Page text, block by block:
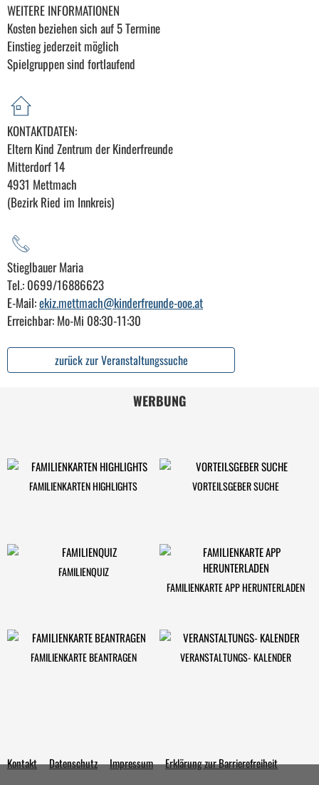
WEITERE INFORMATIONEN
Kosten beziehen sich auf 5 Termine
Einstieg jederzeit möglich
Spielgruppen sind fortlaufend
KONTAKTDATEN:
Eltern Kind Zentrum der Kinderfreunde
Mitterdorf 14
4931 Mettmach
(Bezirk Ried im Innkreis)
Stieglbauer Maria
Tel.: 0699/16886623
E-Mail:ekiz.mettmach@kinderfreunde-ooe.at
Erreichbar: Mo-Mi 08:30-11:30
zurück zur Veranstaltungssuche
WERBUNG
Kontakt Datenschutz Impressum Erklärung zur Barrierefreiheit
FAMILIENKARTEN HIGHLIGHTS VORTEILSGEBER SUCHE
FAMILIENQUIZ
FAMILIENKARTE APP HERUNTERLADEN
FAMILIENKARTE BEANTRAGEN VERANSTALTUNGS- KALENDER